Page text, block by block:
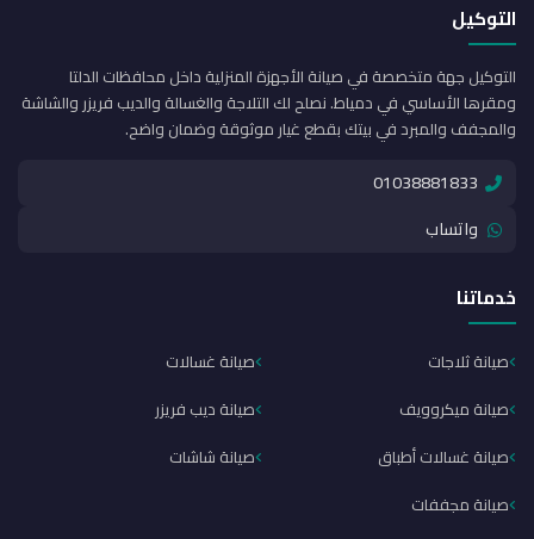
التوكيل
التوكيل جهة متخصصة في صيانة الأجهزة المنزلية داخل محافظات الدلتا
ومقرها الأساسي في دمياط. نصلح لك التلاجة والغسالة والديب فريزر والشاشة
والمجفف والمبرد في بيتك بقطع غيار موثوقة وضمان واضح.
01038881833
واتساب
خدماتنا
صيانة ثلاجات
صيانة غسالات
صيانة ميكروويف
صيانة ديب فريزر
صيانة غسالات أطباق
صيانة شاشات
صيانة مجففات